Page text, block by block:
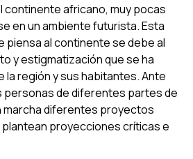
continente africano, muy pocas
en un ambiente futurista. Esta
piensa al continente se debe al
y estigmatización que se ha
la región y sus habitantes. Ante
personas de diferentes partes de
marcha diferentes proyectos
proyecciones críticas e